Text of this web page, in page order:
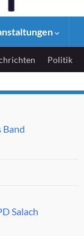
Politik
Band
Salach